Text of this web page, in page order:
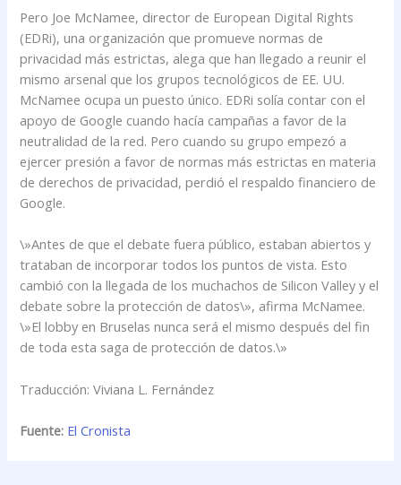
Pero Joe McNamee, director de European Digital Rights
(EDRi), una organización que promueve normas de
privacidad más estrictas, alega que han llegado a reunir el
mismo arsenal que los grupos tecnológicos de EE. UU.
McNamee ocupa un puesto único. EDRi solía contar con el
apoyo de Google cuando hacía campañas a favor de la
neutralidad de la red. Pero cuando su grupo empezó a
ejercer presión a favor de normas más estrictas en materia
de derechos de privacidad, perdió el respaldo financiero de
Google.
\»Antes de que el debate fuera público, estaban abiertos y
trataban de incorporar todos los puntos de vista. Esto
cambió con la llegada de los muchachos de Silicon Valley y el
debate sobre la protección de datos\», afirma McNamee.
\»El lobby en Bruselas nunca será el mismo después del fin
de toda esta saga de protección de datos.\»
Traducción: Viviana L. Fernández
Fuente: El Cronista